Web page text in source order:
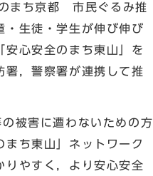
まち京都 市民ぐるみ推
・生徒・学生が伸び伸び
安心安全のまち東山」を
署，警察署が連携して推
被害に遭わないための方
ち東山」ネットワーク
りやすく，より安心安全